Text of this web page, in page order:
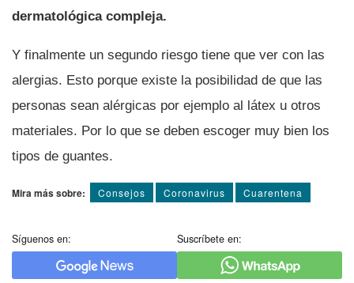
dermatológica compleja.
Y finalmente un segundo riesgo tiene que ver con las
alergias. Esto porque existe la posibilidad de que las
personas sean alérgicas por ejemplo al látex u otros
materiales. Por lo que se deben escoger muy bien los
tipos de guantes.
Mira más sobre: Consejos Coronavirus Cuarentena
Síguenos en: Suscríbete en: